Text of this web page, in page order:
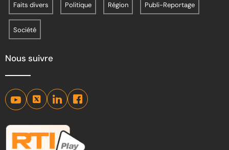
Faits divers Politique Région Publi-Reportage
Société
Nous suivre